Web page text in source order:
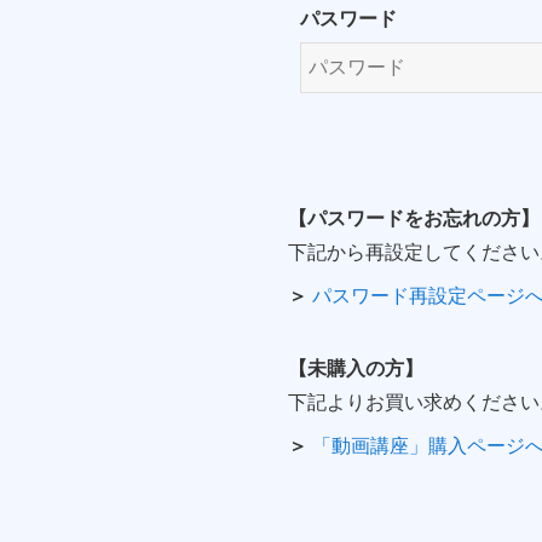
パスワード
【パスワードをお忘れの方】
下記から再設定してください
＞ パスワード再設定ページ
【未購入の方】
下記よりお買い求めください
＞ 「動画講座」購入ページ